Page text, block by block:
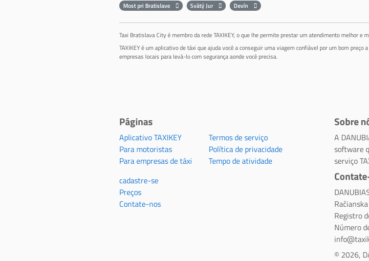
Most pri Bratislave
Svätý Jur Devín
Taxi Bratislava City é membro da rede TAXIKEY, o que lhe permite prestar um atendimento melhor e
TAXIKEY é um aplicativo de táxi que ajuda você a conseguir uma viagem confiável por um bom preço
empresas locais para levá-lo com segurança aonde você precisa.
Páginas
Aplicativo TAXIKEY
Para motoristas
Para empresas de táxi
cadastre-se
Preços
Contate-nos
Termos de serviço
Política de privacidade
Tempo de atividade
Sobre
A
software
serviço
Registro
Número
© 2026,